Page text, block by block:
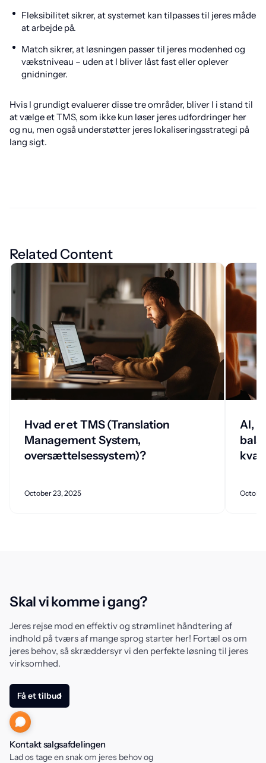
Fleksibilitet sikrer, at systemet kan tilpasses til jeres måde
at arbejde på.
Match sikrer, at løsningen passer til jeres modenhed og
vækstniveau – uden at I bliver låst fast eller oplever
gnidninger.
Hvis I grundigt evaluerer disse tre områder, bliver I i stand til
at vælge et TMS, som ikke kun løser jeres udfordringer her
og nu, men også understøtter jeres lokaliseringsstrategi på
lang sigt.
Related Content
Hvad er et TMS (Translation
Management System,
oversættelsessystem)?
October 23, 2025
AI,
Skal vi komme i gang?
Jeres rejse mod en effektiv og strømlinet håndtering af
indhold på tværs af mange sprog starter her! Fortæl os om
jeres behov, så skræddersyr vi den perfekte løsning til jeres
virksomhed.
Få et tilbud
Kontakt salgsafdelingen
Lad os tage en snak om jeres behov og